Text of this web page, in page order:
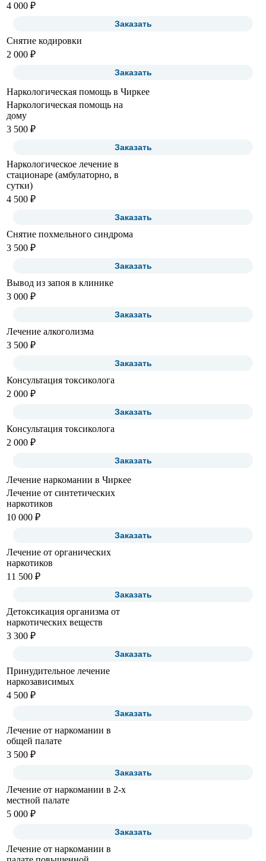
4 000 ₽
Заказать
Снятие кодировки
2 000 ₽
Заказать
Наркологическая помощь в Чиркее
Наркологическая помощь на
дому
3 500 ₽
Заказать
Наркологическое лечение в
стационаре (амбулаторно, в
сутки)
4 500 ₽
Заказать
Снятие похмельного синдрома
3 500 ₽
Заказать
Вывод из запоя в клинике
3 000 ₽
Заказать
Лечение алкоголизма
3 500 ₽
Заказать
Консультация токсиколога
2 000 ₽
Заказать
Консультация токсиколога
2 000 ₽
Заказать
Лечение наркомании в Чиркее
Лечение от синтетических
наркотиков
10 000 ₽
Заказать
Лечение от органических
наркотиков
11 500 ₽
Заказать
Детоксикация организма от
наркотических веществ
3 300 ₽
Заказать
Принудительное лечение
наркозависимых
4 500 ₽
Заказать
Лечение от наркомании в
общей палате
3 500 ₽
Заказать
Лечение от наркомании в 2-х
местной палате
5 000 ₽
Заказать
Лечение от наркомании в